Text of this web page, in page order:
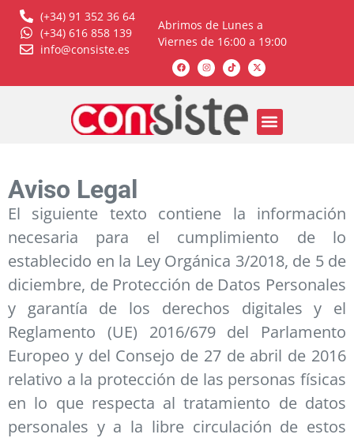
(+34) 91 352 36 64
(+34) 616 858 139
info@consiste.es
Abrimos de Lunes a
Viernes de 16:00 a 19:00
Aviso Legal
El siguiente texto contiene la información
necesaria para el cumplimiento de lo
establecido en la Ley Orgánica 3/2018, de 5 de
diciembre, de Protección de Datos Personales
y garantía de los derechos digitales y el
Reglamento (UE) 2016/679 del Parlamento
Europeo y del Consejo de 27 de abril de 2016
relativo a la protección de las personas físicas
en lo que respecta al tratamiento de datos
personales y a la libre circulación de estos